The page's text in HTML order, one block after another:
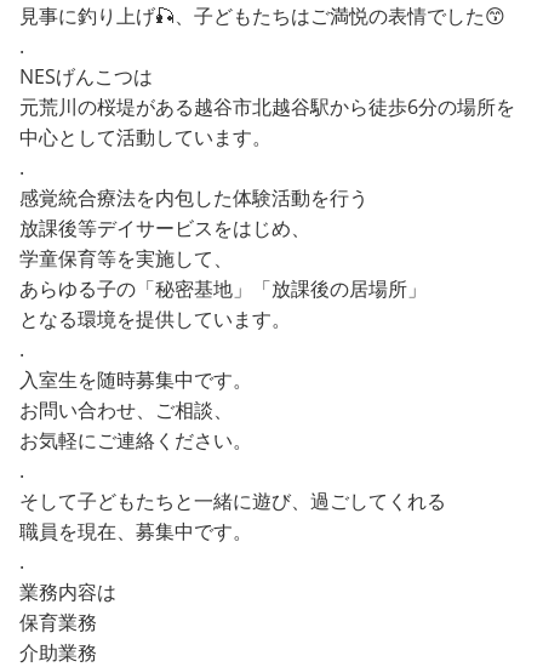
見事に釣り上げ🎣、子どもたちはご満悦の表情でした😙
.
NESげんこつは
元荒川の桜堤がある越谷市北越谷駅から徒歩6分の場所を
中心として活動しています。
.
感覚統合療法を内包した体験活動を行う
放課後等デイサービスをはじめ、
学童保育等を実施して、
あらゆる子の「秘密基地」「放課後の居場所」
となる環境を提供しています。
.
入室生を随時募集中です。
お問い合わせ、ご相談、
お気軽にご連絡ください。
.
そして子どもたちと一緒に遊び、過ごしてくれる
職員を現在、募集中です。
.
業務内容は
保育業務
介助業務